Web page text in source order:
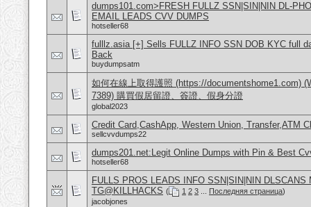
dumps101.com>FRESH FULLZ SSN|SIN|NIN DL-
EMAIL LEADS CVV DUMPS
hotseller68
fulllz.asia [+] Sells FULLZ INFO SSN DOB KYC full
Back
buydumpsatm
如何在線上取得護照 (https://documentshome1.com)
7389) 購買假居留證、簽證、假身分證
global2023
Credit Card,CashApp, Western Union, Transfer,ATM
sellcvvdumps22
dumps201.net:Legit Online Dumps with Pin & Best
hotseller68
FULLS PROS LEADS INFO SSN|SIN|NIN
TG@KILLHACKS ( 1 2 3 Последняя страница)
jacobjones